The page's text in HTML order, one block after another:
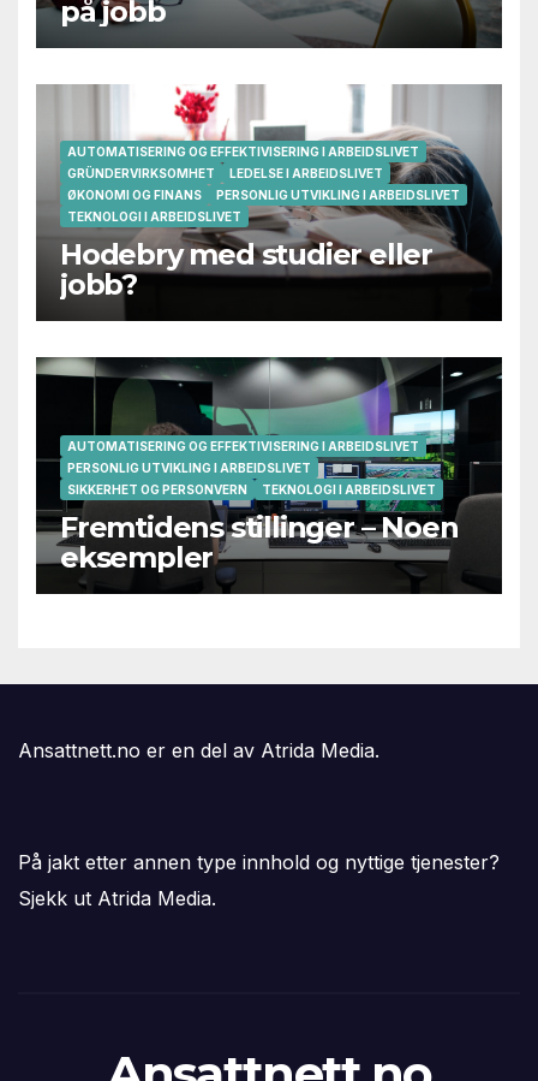
på jobb
AUTOMATISERING OG EFFEKTIVISERING I ARBEIDSLIVET
GRÜNDERVIRKSOMHET
LEDELSE I ARBEIDSLIVET
ØKONOMI OG FINANS
PERSONLIG UTVIKLING I ARBEIDSLIVET
TEKNOLOGI I ARBEIDSLIVET
Hodebry med studier eller
jobb?
AUTOMATISERING OG EFFEKTIVISERING I ARBEIDSLIVET
PERSONLIG UTVIKLING I ARBEIDSLIVET
SIKKERHET OG PERSONVERN
TEKNOLOGI I ARBEIDSLIVET
Fremtidens stillinger – Noen
eksempler
Ansattnett.no er en del av Atrida Media.
På jakt etter annen type innhold og nyttige tjenester?
Sjekk ut Atrida Media.